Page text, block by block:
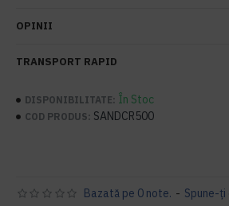
OPINII
TRANSPORT RAPID
DISPONIBILITATE: În Stoc
COD PRODUS: SANDCR500
Bazată pe 0 note. - Spune-ţi